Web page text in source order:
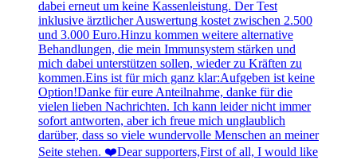
dabei erneut um keine Kassenleistung. Der Test
inklusive ärztlicher Auswertung kostet zwischen 2.500
und 3.000 Euro.Hinzu kommen weitere alternative
Behandlungen, die mein Immunsystem stärken und
mich dabei unterstützen sollen, wieder zu Kräften zu
kommen.Eins ist für mich ganz klar:Aufgeben ist keine
Option!Danke für eure Anteilnahme, danke für die
vielen lieben Nachrichten. Ich kann leider nicht immer
sofort antworten, aber ich freue mich unglaublich
darüber, dass so viele wundervolle Menschen an meiner
Seite stehen. ❤️Dear supporters,First of all, I would like